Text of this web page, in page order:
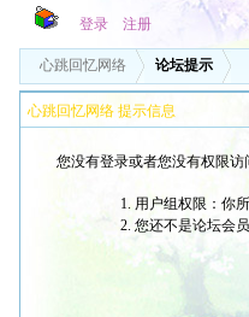
登录 注册
心跳回忆网络 论坛提示
心跳回忆网络 提示信息
您没有登录或者您没有权限
用户组权限：你
您还不是论坛会